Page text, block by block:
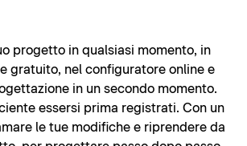
progetto in qualsiasi momento, in
gratuito, nel configuratore online e
in un secondo momento.
essersi prima registrati. Con un
le tue modifiche e riprendere da